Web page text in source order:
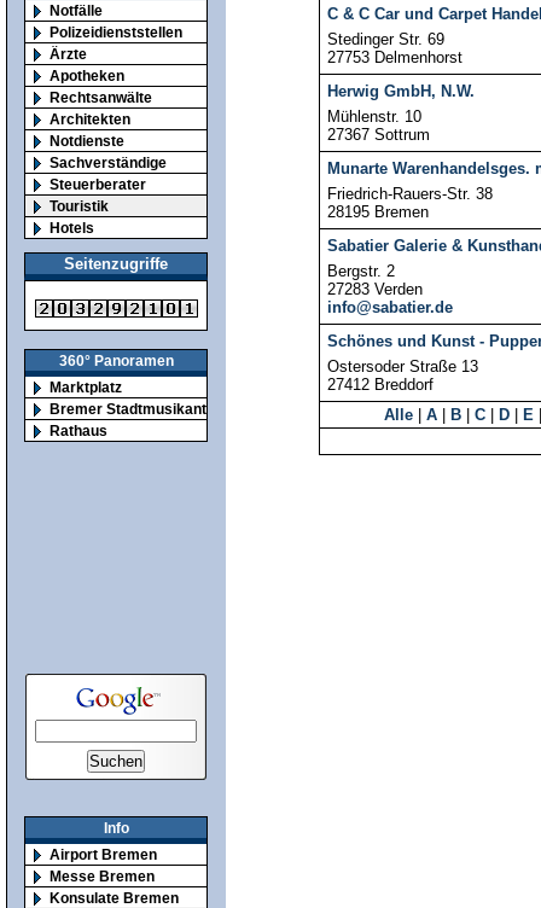
Notfälle
Polizeidienststellen
Ärzte
Apotheken
Rechtsanwälte
Architekten
Notdienste
Sachverständige
Steuerberater
Touristik
Hotels
Seitenzugriffe
360° Panoramen
Marktplatz
Bremer Stadtmusikanten
Rathaus
Info
Airport Bremen
Messe Bremen
Konsulate Bremen
C & C Car und Carpet
Stedinger Str. 69
27753 Delmenhorst
Herwig GmbH, N.W.
Mühlenstr. 10
27367 Sottrum
Munarte Warenhandelsges.
Friedrich-Rauers-Str. 38
28195 Bremen
Sabatier Galerie &
Bergstr. 2
27283 Verden
info@sabatier.de
Schönes und Kunst -
Ostersoder Straße 13
27412 Breddorf
Alle
A B C D E